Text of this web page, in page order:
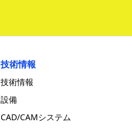
技術情報
技術情報
設備
CAD/CAMシステム